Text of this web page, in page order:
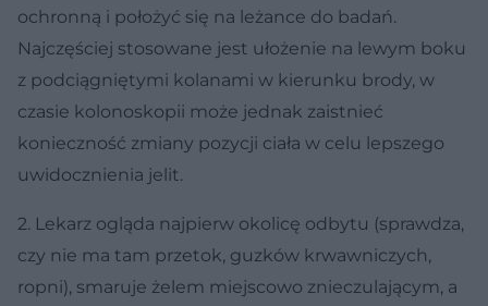
ochronną i położyć się na leżance do badań.
Najczęściej stosowane jest ułożenie na lewym boku
z podciągniętymi kolanami w kierunku brody, w
czasie kolonoskopii może jednak zaistnieć
konieczność zmiany pozycji ciała w celu lepszego
uwidocznienia jelit.
2. Lekarz ogląda najpierw okolicę odbytu (sprawdza,
czy nie ma tam przetok, guzków krwawniczych,
ropni), smaruje żelem miejscowo znieczulającym, a